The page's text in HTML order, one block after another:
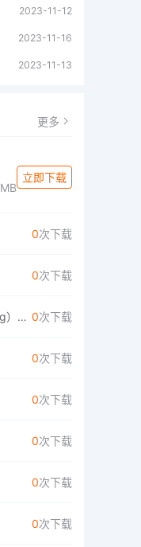
2023-11-12
2023-11-16
2023-11-13
更多
立即下载
0次下载
0次下载
扔回旋镖（Throw a Boomerang）手游 0次下载
0次下载
0次下载
0次下载
0次下载
0次下载